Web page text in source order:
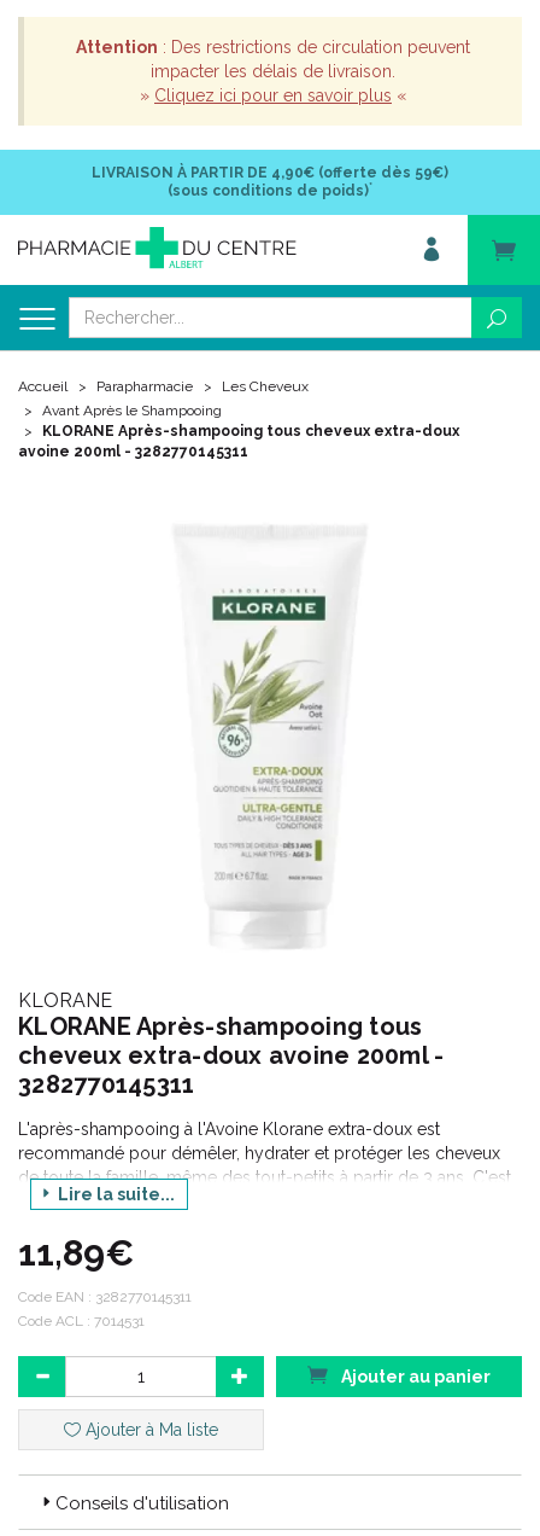
Attention : Des restrictions de circulation peuvent
impacter les délais de livraison.
» Cliquez ici pour en savoir plus «
LIVRAISON À PARTIR DE 4,90€ (offerte dès 59€)
(sous conditions de poids)*
Accueil Parapharmacie
Les Cheveux
Avant Après le Shampooing
KLORANE Après-shampooing tous cheveux extra-doux
avoine 200ml - 3282770145311
KLORANE
KLORANE Après-shampooing tous
cheveux extra-doux avoine 200ml -
3282770145311
L'après-shampooing à l'Avoine Klorane extra-doux est
recommandé pour démêler, hydrater et protéger les cheveux
de toute la famille, même des tout-petits à partir de 3 ans. C'est
un après-shampooing haute tolérance pédiatrique formulé pour
a des vertus assouplissantes et hydratantes. Il laisse les cheveux
doux et protégés.
Lire la suite...
11,89€
Code EAN : 3282770145311
Code ACL : 7014531
Ajouter au panier
Ajouter à Ma liste
Conseils d'utilisation